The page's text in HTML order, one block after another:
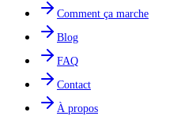
Comment ça marche
Blog
FAQ
Contact
À propos